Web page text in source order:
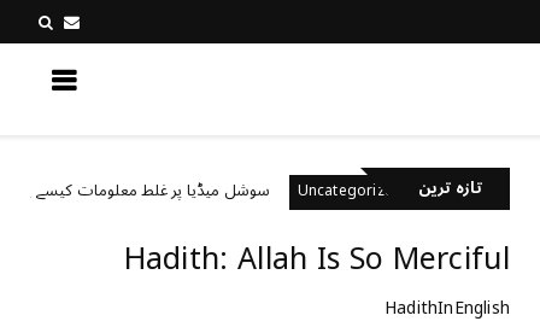
تازہ ترینUncategorized سوشل میڈیا پر غلط معلومات کیسے پہچانیں؟
Hadith: Allah Is So Merciful
HadithInEnglish